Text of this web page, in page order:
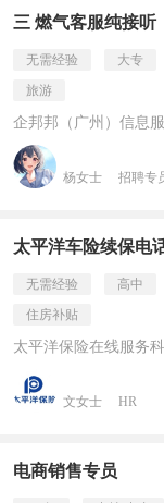
三 燃气客服纯接听
无需经验 大专
旅游
企邦邦（广州）信息
杨女士 招聘专
太平洋车险续保电
无需经验 高中
住房补贴
太平洋保险在线服务
文女士 HR
电商销售专员